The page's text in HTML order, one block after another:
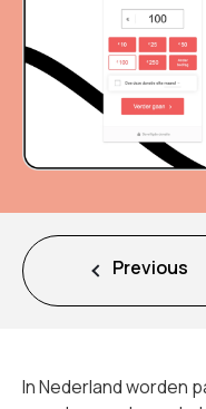
Team
Nieuws
Jobs
Neem
Previous
In Nederland worden